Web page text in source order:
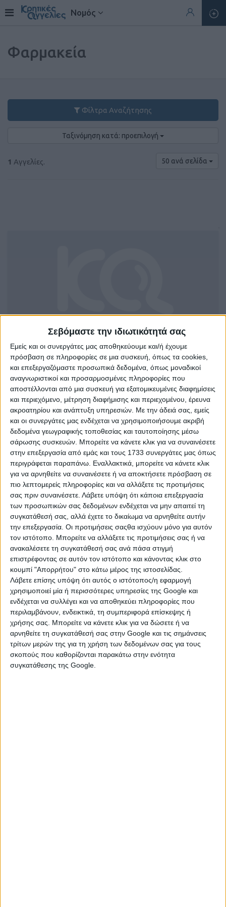
Σεβόμαστε την ιδιωτικότητά σας
Εμείς και οι συνεργάτες μας αποθηκεύουμε και/ή έχουμε
πρόσβαση σε πληροφορίες σε μια συσκευή, όπως τα cookies,
και επεξεργαζόμαστε προσωπικά δεδομένα, όπως μοναδικοί
αναγνωριστικοί και προσαρμοσμένες πληροφορίες που
αποστέλλονται από μια συσκευή για εξατομικευμένες διαφημίσεις
και περιεχόμενο, μέτρηση διαφήμισης και περιεχομένου, έρευνα
ακροατηρίου και ανάπτυξη υπηρεσιών. Με την άδειά σας, εμείς
και οι συνεργάτες μας ενδέχεται να χρησιμοποιήσουμε ακριβή
δεδομένα γεωγραφικής τοποθεσίας και ταυτοποίησης μέσω
σάρωσης συσκευών. Μπορείτε να κάνετε κλικ για να συναινέσετε
στην επεξεργασία από εμάς και τους 1733 συνεργάτες μας όπως
περιγράφεται παραπάνω. Εναλλακτικά, μπορείτε να κάνετε κλικ
για να αρνηθείτε να συναινέσετε ή να αποκτήσετε πρόσβαση σε
πιο λεπτομερείς πληροφορίες και να αλλάξετε τις προτιμήσεις
σας πριν συναινέσετε. Λάβετε υπόψη ότι κάποια επεξεργασία
των προσωπικών σας δεδομένων ενδέχεται να μην απαιτεί τη
συγκατάθεσή σας, αλλά έχετε το δικαίωμα να αρνηθείτε αυτήν
την επεξεργασία. Οι προτιμήσεις σαςθα ισχύουν μόνο για αυτόν
τον ιστότοπο. Μπορείτε να αλλάξετε τις προτιμήσεις σας ή να
ανακαλέσετε τη συγκατάθεσή σας ανά πάσα στιγμή
επιστρέφοντας σε αυτόν τον ιστότοπο και κάνοντας κλικ στο
κουμπί "Απορρήτου" στο κάτω μέρος της ιστοσελίδας.
Λάβετε επίσης υπόψη ότι αυτός ο ιστότοπος/η εφαρμογή
χρησιμοποιεί μία ή περισσότερες υπηρεσίες της Google και
ενδέχεται να συλλέγει και να αποθηκεύει πληροφορίες που
περιλαμβάνουν, ενδεικτικά, τη συμπεριφορά επίσκεψης ή
χρήσης σας. Μπορείτε να κάνετε κλικ για να δώσετε ή να
αρνηθείτε τη συγκατάθεσή σας στην Google και τις σημάνσεις
τρίτων μερών της για τη χρήση των δεδομένων σας για τους
σκοπούς που καθορίζονται παρακάτω στην ενότητα
συγκατάθεσης της Google.
Νομός
Φαρμακεία
Φίλτρα Αναζήτησης
Ταξινόμηση κατά: προεπιλογή
1 Αγγελίες. 50 ανά σελίδα
ΦΑΡΜΑΚΕΙΟ
Ηράκλειο
πωλείται στο νομό Ηρακλείου.
Τρίτη, 23 Ιουν 2026
ΚΑΤΗΓΟΡΙΕΣ
ΕΠΙΧΕΙΡΗΣΕΙΣ
Mini Market
Parking Οχημάτων - Σκαφών
Super Market - Πολυκαταστήματα